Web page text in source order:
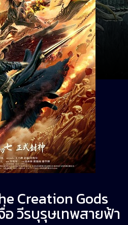
Creation Gods
อ วีรบุรุษเทพสายฟ้า